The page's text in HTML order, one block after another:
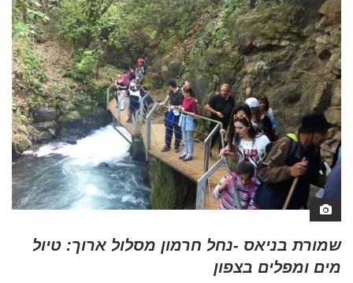
שמורת בניאס -נחל חרמון מסלול ארוך: טיול
מים ומפלים בצפון